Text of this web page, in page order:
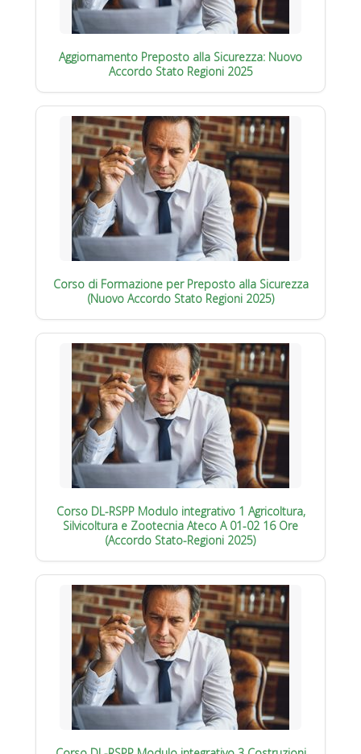
Aggiornamento Preposto alla Sicurezza: Nuovo
Accordo Stato Regioni 2025
Corso di Formazione per Preposto alla Sicurezza
(Nuovo Accordo Stato Regioni 2025)
Corso DL-RSPP Modulo integrativo 1 Agricoltura,
Silvicoltura e Zootecnia Ateco A 01-02 16 Ore
(Accordo Stato-Regioni 2025)